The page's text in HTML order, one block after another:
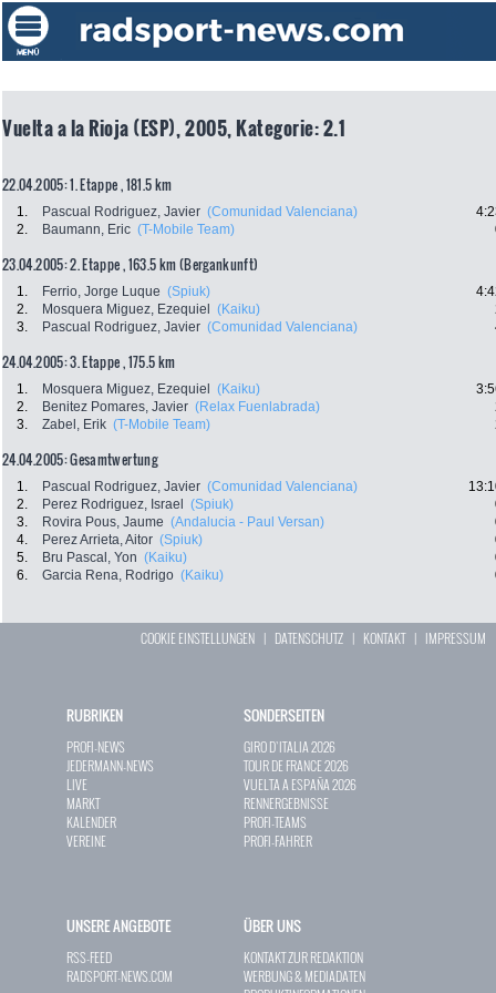
Vuelta a la Rioja (ESP), 2005, Kategorie: 2.1
22.04.2005: 1. Etappe , 181.5 km
1. Pascual Rodriguez, Javier (Comunidad Valenciana)
2.
Baumann, Eric (T-Mobile Team)
23.04.2005: 2. Etappe , 163.5 km (Bergankunft)
1. Ferrio, Jorge Luque (Spiuk)
2.
Mosquera Miguez, Ezequiel (Kaiku)
3.
Pascual Rodriguez, Javier (Comunidad Valenciana)
24.04.2005: 3. Etappe , 175.5 km
1. Mosquera Miguez, Ezequiel (Kaiku)
2.
Benitez Pomares, Javier (Relax Fuenlabrada)
3.
Zabel, Erik (T-Mobile Team)
24.04.2005: Gesamtwertung
1. Pascual Rodriguez, Javier (Comunidad Valenciana)
2.
Perez Rodriguez, Israel (Spiuk)
3.
Rovira Pous, Jaume (Andalucia - Paul Versan)
4.
Perez Arrieta, Aitor (Spiuk)
5.
Bru Pascal, Yon (Kaiku)
6.
Garcia Rena, Rodrigo (Kaiku)
COOKIE EINSTELLUNGEN | DATENSCHUTZ | KONTAKT| IMPRESSUM
RUBRIKEN
PROFI-NEWS
JEDERMANN-NEWS
LIVE
MARKT
KALENDER
VEREINE
SONDERSEITEN
GIRO D`ITALIA 2026
TOUR DE FRANCE 2026
VUELTA A ESPAÑA 2026
RENNERGEBNISSE
PROFI-TEAMS
PROFI-FAHRER
UNSERE ANGEBOTE
RSS-FEED
RADSPORT-NEWS.COM
ÜBER UNS
KONTAKT ZUR REDAKTION
WERBUNG & MEDIADATEN